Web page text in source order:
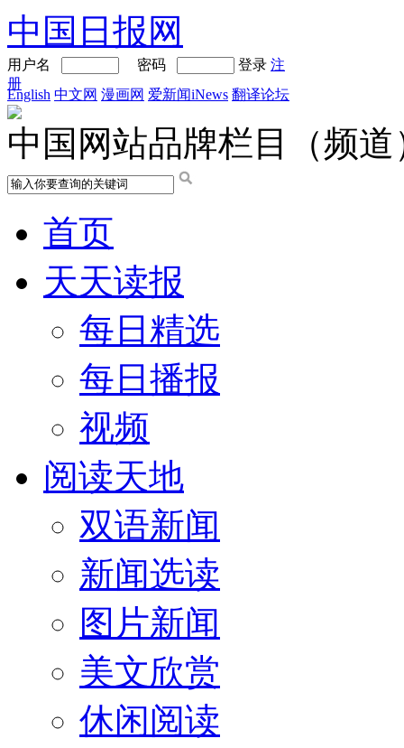
中国日报网
用户名 密码 登录 注
册
English 中文网 漫画网 爱新闻iNews 翻译论坛
中国网站品牌栏目（频道
首页
天天读报
每日精选
每日播报
视频
阅读天地
双语新闻
新闻选读
图片新闻
美文欣赏
休闲阅读